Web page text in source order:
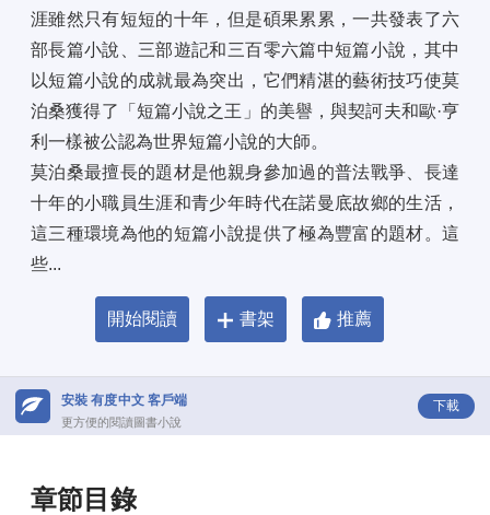
涯雖然只有短短的十年，但是碩果累累，一共發表了六
部長篇小說、三部遊記和三百零六篇中短篇小說，其中
以短篇小說的成就最為突出，它們精湛的藝術技巧使莫
泊桑獲得了「短篇小說之王」的美譽，與契訶夫和歐·亨
利一樣被公認為世界短篇小說的大師。
莫泊桑最擅長的題材是他親身參加過的普法戰爭、長達
十年的小職員生涯和青少年時代在諾曼底故鄉的生活，
這三種環境為他的短篇小說提供了極為豐富的題材。這
些...
開始閱讀 書架 推薦
安裝 有度中文 客戶端
更方便的閱讀圖書小說
下載
章節目錄